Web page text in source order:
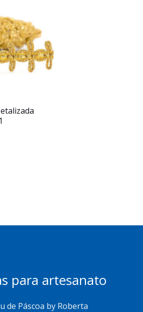
para artesanato
de Páscoa by Roberta